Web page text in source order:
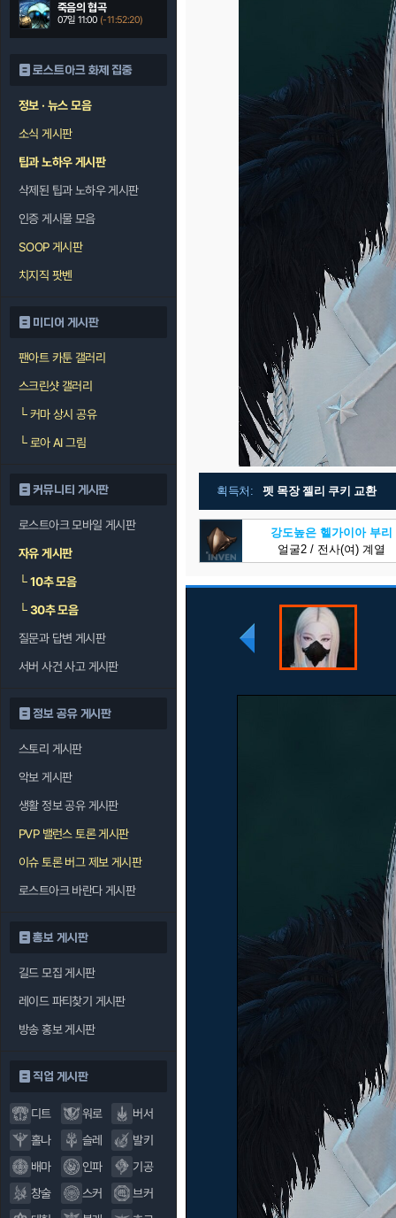
죽음의 협곡
07일 11:00 (-11:52:19)
로스트아크 화제 집중
정보 · 뉴스 모음
소식 게시판
팁과 노하우 게시판
삭제된 팁과 노하우 게시판
인증 게시물 모음
SOOP 게시판
치지직 팟벤
미디어 게시판
팬아트 카툰 갤러리
스크린샷 갤러리
└커마 상시 공유
└로아 AI 그림
커뮤니티 게시판
로스트아크 모바일 게시판
자유 게시판
└10추 모음
└30추 모음
질문과 답변 게시판
서버 사건 사고 게시판
정보 공유 게시판
스토리 게시판
악보 게시판
생활 정보 공유 게시판
PVP 밸런스 토론 게시판
이슈 토론 버그 제보 게시판
로스트아크 바란다 게시판
홍보 게시판
길드 모집 게시판
레이드 파티찾기 게시판
방송 홍보 게시판
직업 게시판
디트 워로
버서
홀나
슬레
발키
배마
인파
기공
창술
스커
브커
획득처: 펫 목장 젤리 쿠키 교환
강도높은 헬가이아 부리
얼굴2 / 전사(여) 계열